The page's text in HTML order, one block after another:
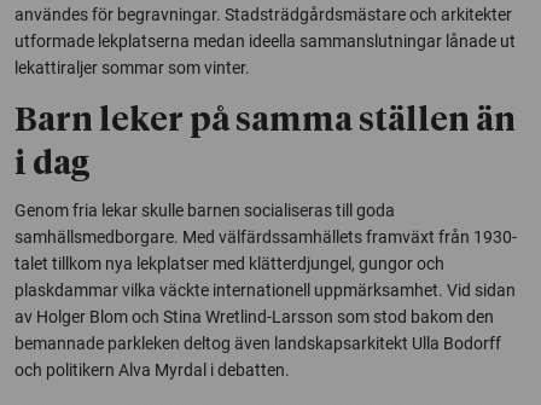
användes för begravningar. Stadsträdgårdsmästare och arkitekter
utformade lekplatserna medan ideella sammanslutningar lånade ut
lekattiraljer sommar som vinter.
Barn leker på samma ställen än
i dag
Genom fria lekar skulle barnen socialiseras till goda
samhällsmedborgare. Med välfärdssamhällets framväxt från 1930-
talet tillkom nya lekplatser med klätterdjungel, gungor och
plaskdammar vilka väckte internationell uppmärksamhet. Vid sidan
av Holger Blom och Stina Wretlind-Larsson som stod bakom den
bemannade parkleken deltog även landskapsarkitekt Ulla Bodorff
och politikern Alva Myrdal i debatten.